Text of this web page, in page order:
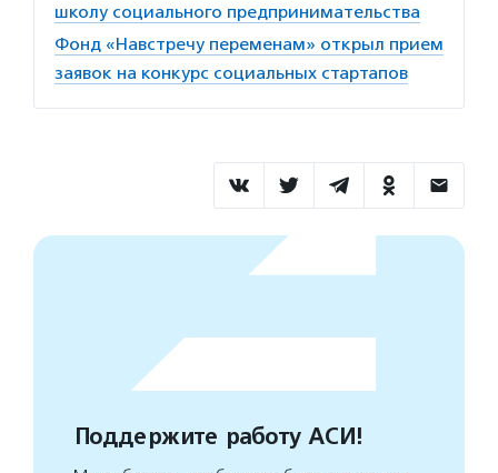
школу социального предпринимательства
Фонд «Навстречу переменам» открыл прием
заявок на конкурс социальных стартапов
Поддержите работу АСИ!